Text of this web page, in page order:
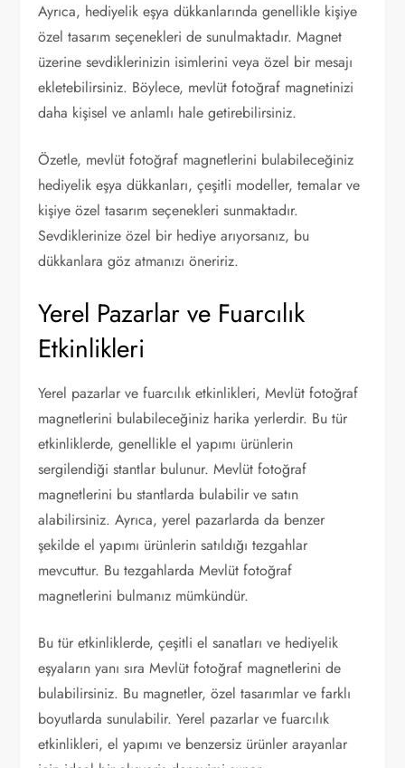
Ayrıca, hediyelik eşya dükkanlarında genellikle kişiye
özel tasarım seçenekleri de sunulmaktadır. Magnet
üzerine sevdiklerinizin isimlerini veya özel bir mesajı
ekletebilirsiniz. Böylece, mevlüt fotoğraf magnetinizi
daha kişisel ve anlamlı hale getirebilirsiniz.
Özetle, mevlüt fotoğraf magnetlerini bulabileceğiniz
hediyelik eşya dükkanları, çeşitli modeller, temalar ve
kişiye özel tasarım seçenekleri sunmaktadır.
Sevdiklerinize özel bir hediye arıyorsanız, bu
dükkanlara göz atmanızı öneririz.
Yerel Pazarlar ve Fuarcılık
Etkinlikleri
Yerel pazarlar ve fuarcılık etkinlikleri, Mevlüt fotoğraf
magnetlerini bulabileceğiniz harika yerlerdir. Bu tür
etkinliklerde, genellikle el yapımı ürünlerin
sergilendiği stantlar bulunur. Mevlüt fotoğraf
magnetlerini bu stantlarda bulabilir ve satın
alabilirsiniz. Ayrıca, yerel pazarlarda da benzer
şekilde el yapımı ürünlerin satıldığı tezgahlar
mevcuttur. Bu tezgahlarda Mevlüt fotoğraf
magnetlerini bulmanız mümkündür.
Bu tür etkinliklerde, çeşitli el sanatları ve hediyelik
eşyaların yanı sıra Mevlüt fotoğraf magnetlerini de
bulabilirsiniz. Bu magnetler, özel tasarımlar ve farklı
boyutlarda sunulabilir. Yerel pazarlar ve fuarcılık
etkinlikleri, el yapımı ve benzersiz ürünler arayanlar